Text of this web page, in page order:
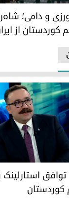
و دامی؛ شاه‌رگ
و دامی؛
کوردستان از
استارلینک
استارلینک
کوردستان